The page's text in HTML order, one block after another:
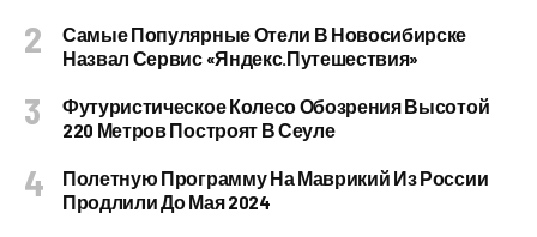
Самые Популярные Отели В Новосибирске
Назвал Сервис «Яндекс.Путешествия»
Футуристическое Колесо Обозрения Высотой
220 Метров Построят В Сеуле
Полетную Программу На Маврикий Из России
Продлили До Мая 2024